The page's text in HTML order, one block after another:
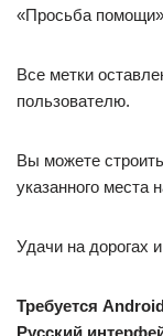
«Просьба
Все метки
пользователю.
Вы можете
указанного места
Удачи на дорогах
Требуется
Русский